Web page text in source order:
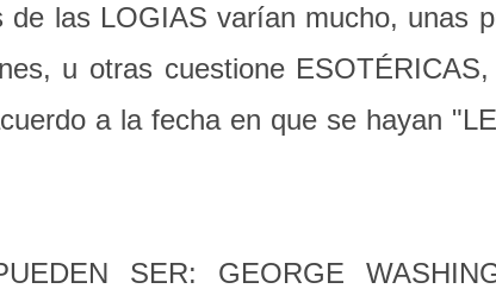
las LOGIAS varían mucho, unas
u otras cuestione
a la fecha en que se hayan
SER: GEORGE